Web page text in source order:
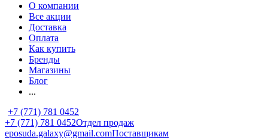
О компании
Все акции
Доставка
Оплата
Как купить
Бренды
Магазины
Блог
...
+7 (771) 781 0452
+7 (771) 781 0452Отдел продаж
eposuda.galaxy@gmail.comПоставщикам